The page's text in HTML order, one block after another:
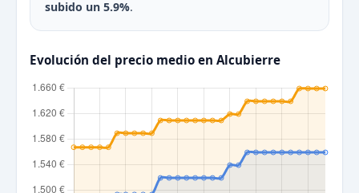
subido un 5.9%.
Evolución del precio medio en Alcubierre